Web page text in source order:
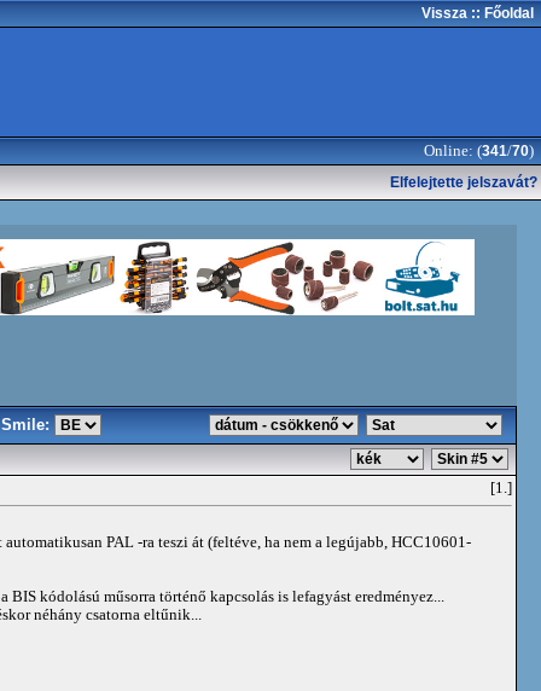
Vissza :: Főoldal
Online: (341/70)
Elfelejtette jelszavát?
Smile:
[1.]
PAL -ra teszi át (feltéve, ha nem a legújabb, HCC10601-
kódolású műsorra történő kapcsolás is lefagyást eredményez...
néhány csatorna eltűnik...